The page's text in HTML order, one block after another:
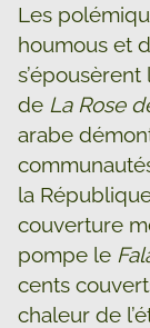
Les
houmous et
de La Rose
arabe
la
couverture
pompe le
cents
chaleur de